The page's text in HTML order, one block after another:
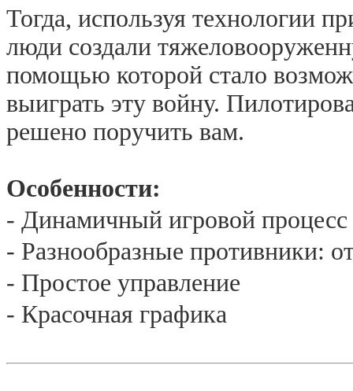
Тогда, используя технологии
люди создали
помощью которой стало
выиграть эту войну.
решено поручить вам.
Особенности:
- Динамичный игровой процесс
- Разнообразные противники:
- Простое управление
- Красочная графика